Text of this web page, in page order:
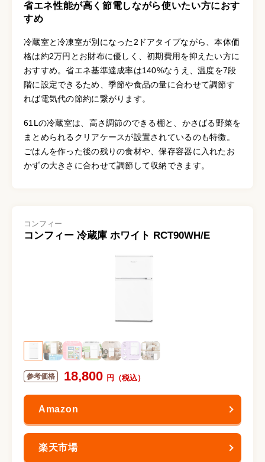
省エネ性能が高く節電しながら使いたい方におす
すめ
冷蔵室と冷凍室が別になった2ドアタイプながら、本体価
格は約2万円とお財布に優しく、初期費用を抑えたい方に
おすすめ。省エネ基準達成率は140%なうえ、温度を7段
階に設定できるため、季節や食品の量に合わせて調節す
れば電気代の節約に繋がります。
61Lの冷蔵室は、高さ調節のできる棚と、かさばる野菜を
まとめられるクリアケースが設置されているのも特徴。
ごはんを作った後の残りの食材や、保存容器に入れたお
かずの大きさに合わせて調節して収納できます。
コンフィー
コンフィー 冷蔵庫 ホワイト RCT90WH/E
18,800